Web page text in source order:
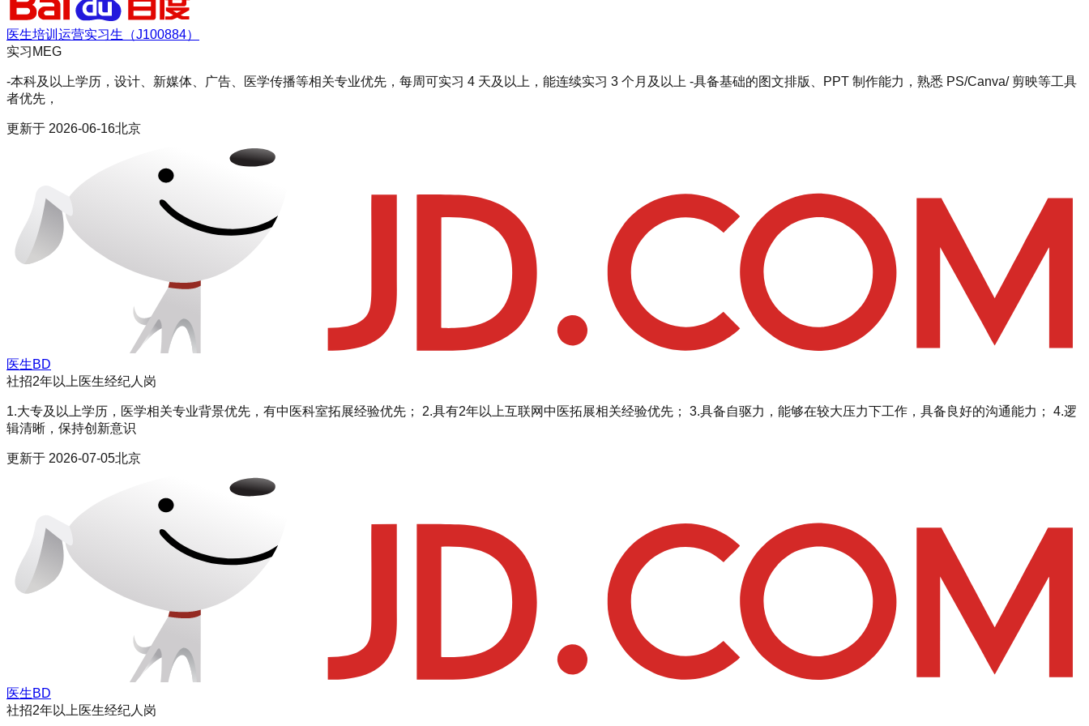
医生培训运营实习生（J100884）
实习 MEG
-本科及以上学历，设计、新媒体、广告、医学传播等相关专业优先，每周可实习 4 天及以上，能连续实习 3 个月及以上 -具备基础的图文排版、PPT 制作能力，熟悉 PS/Canva/ 剪映等工具
者优先，
更新于 2026-06-16北京
医生BD
社招2年以上 医生经纪人岗
1.大专及以上学历，医学相关专业背景优先，有中医科室拓展经验优先； 2.具有2年以上互联网中医拓展相关经验优先； 3.具备自驱力，能够在较大压力下工作，具备良好的沟通能力； 4.逻
辑清晰，保持创新意识
更新于 2026-07-05北京
医生BD
社招2年以上 医生经纪人岗